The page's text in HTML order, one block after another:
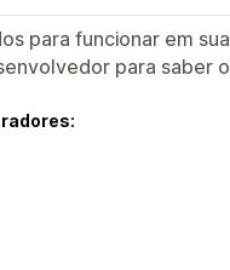
para funcionar em sua
para saber o